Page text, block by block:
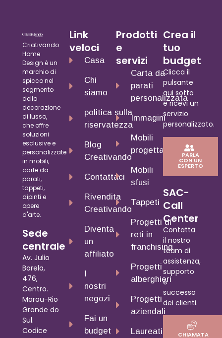
Criativando
Home
Design è un
marchio di
spicco nel
segmento
della
decorazione
di lusso,
che offre
soluzioni
esclusive e
personalizzate
in mobili,
carte da
parati,
tappeti,
dipinti e
opere
d'arte.
Sede
centrale
Av. Julio
Borela,
476,
Centro.
Marau-Rio
Grande do
Sul.
Codice
Link
veloci
Casa
Chi
siamo
politica sulla
riservatezza
Blog
Creativando
Contattaci
Rivendita
Creativando
Diventa
un
affiliato
nostri
negozi
Fai un
budget
Prodotti
e
servizi
Carta da
parati
personalizzata
Immagini
Mobili
progettati
Mobili
sfusi
Tappeti
Progetti di
reti in
franchising
Progetti
alberghieri
Progetti
aziendali
Laureati
Crea il
tuo
budget
Clicca il
pulsante
qui sotto
e ricevi un
servizio
personalizzato.
PARLA
CON UN
ESPERTO
SAC-
Call
Center
Contatta
il nostro
team di
assistenza,
supporto
e
successo
dei clienti.
CHIAMATA